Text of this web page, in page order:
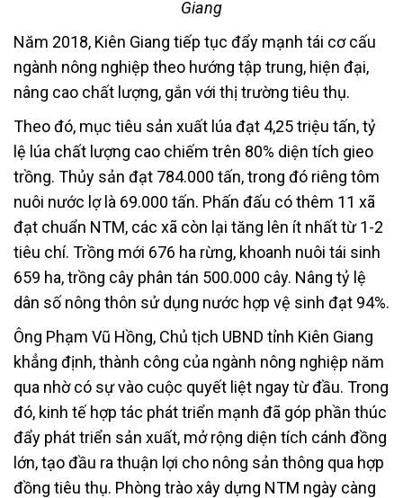
Giang
Năm 2018, Kiên Giang tiếp tục đẩy mạnh tái cơ cấu
ngành nông nghiệp theo hướng tập trung, hiện đại,
nâng cao chất lượng, gắn với thị trường tiêu thụ.
Theo đó, mục tiêu sản xuất lúa đạt 4,25 triệu tấn, tỷ
lệ lúa chất lượng cao chiếm trên 80% diện tích gieo
trồng. Thủy sản đạt 784.000 tấn, trong đó riêng tôm
nuôi nước lợ là 69.000 tấn. Phấn đấu có thêm 11 xã
đạt chuẩn NTM, các xã còn lại tăng lên ít nhất từ 1-2
tiêu chí. Trồng mới 676 ha rừng, khoanh nuôi tái sinh
659 ha, trồng cây phân tán 500.000 cây. Nâng tỷ lệ
dân số nông thôn sử dụng nước hợp vệ sinh đạt 94%.
Ông Phạm Vũ Hồng, Chủ tịch UBND tỉnh Kiên Giang
khẳng định, thành công của ngành nông nghiệp năm
qua nhờ có sự vào cuộc quyết liệt ngay từ đầu. Trong
đó, kinh tế hợp tác phát triển mạnh đã góp phần thúc
đẩy phát triển sản xuất, mở rộng diện tích cánh đồng
lớn, tạo đầu ra thuận lợi cho nông sản thông qua hợp
đồng tiêu thụ. Phòng trào xây dựng NTM ngày càng